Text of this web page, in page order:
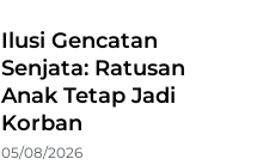
Ilusi Gencatan
Senjata: Ratusan
Anak Tetap Jadi
Korban
05/08/2026